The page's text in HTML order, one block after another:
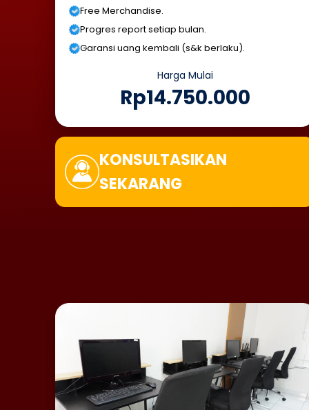
Free Merchandise.
Progres report setiap bulan.
Garansi uang kembali (s&k berlaku).
Harga Mulai
Rp14.750.000
KONSULTASIKAN
SEKARANG